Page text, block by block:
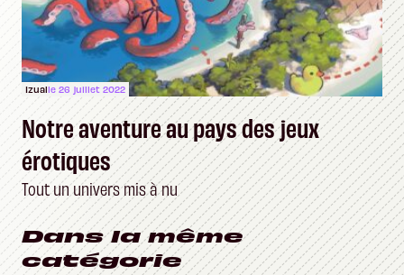
Izualle 26 juillet 2022
Notre aventure au pays des jeux
érotiques
Tout un univers mis à nu
Dans la même
catégorie